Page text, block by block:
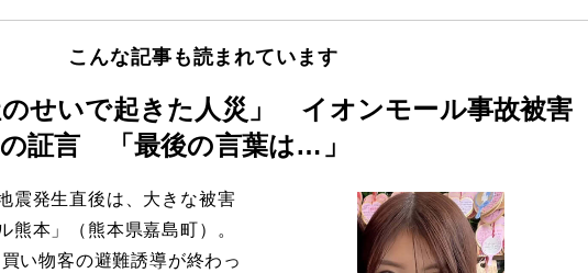
こんな記事も読まれています
のせいで起きた人災」 イオンモール事故被害
証言 「最後の言葉は…」
震発生直後は、大きな被害
熊本」（熊本県嘉島町）。
い物客の避難誘導が終わっ